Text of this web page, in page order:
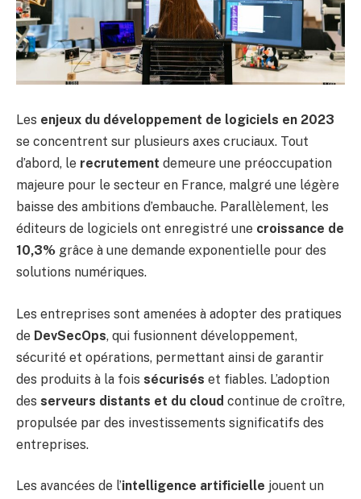
Les enjeux du développement de logiciels en 2023
se concentrent sur plusieurs axes cruciaux. Tout
d’abord, le recrutement demeure une préoccupation
majeure pour le secteur en France, malgré une légère
baisse des ambitions d’embauche. Parallèlement, les
éditeurs de logiciels ont enregistré une croissance de
10,3% grâce à une demande exponentielle pour des
solutions numériques.
Les entreprises sont amenées à adopter des pratiques
de DevSecOps, qui fusionnent développement,
sécurité et opérations, permettant ainsi de garantir
des produits à la fois sécurisés et fiables. L’adoption
des serveurs distants et du cloud continue de croître,
propulsée par des investissements significatifs des
entreprises.
Les avancées de l’intelligence artificielle jouent un